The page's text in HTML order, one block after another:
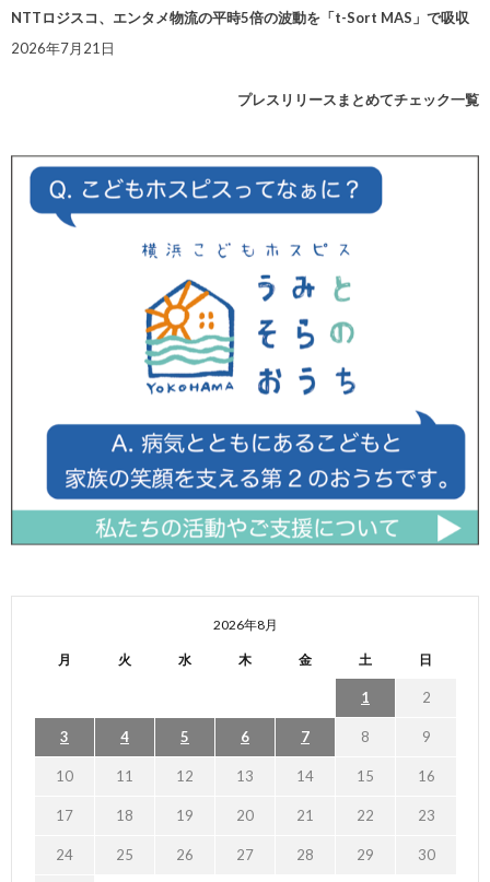
NTTロジスコ、エンタメ物流の平時5倍の波動を「t-Sort MAS」で吸収
2026年7月21日
プレスリリースまとめてチェック一覧
2026年8月
月 火 水 木 金 土 日
1 2
3 4 5 6 7 8 9
10 11 12 13 14 15 16
17 18 19 20 21 22 23
24 25 26 27 28 29 30